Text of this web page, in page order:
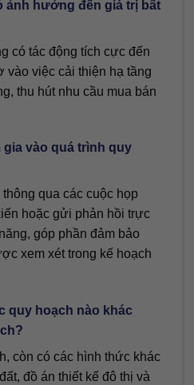
ảnh hưởng đến giá trị bất
có tác động tích cực đến
vào việc cải thiện hạ tầng
thu hút nhu cầu mua bán
gia vào quá trình quy
qua các cuộc họp
hoặc gửi phản hồi trực
góp phần đảm bảo
xem xét trong kế hoạch
quy hoạch nào khác
còn có các hình thức khác
đồ án thiết kế đô thị và